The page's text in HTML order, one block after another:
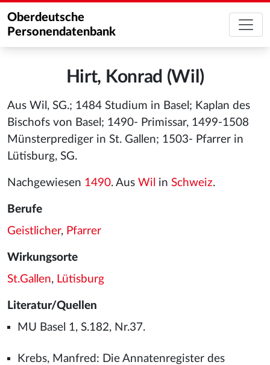
Oberdeutsche
Personendatenbank
Hirt, Konrad (Wil)
Aus Wil, SG.; 1484 Studium in Basel; Kaplan des
Bischofs von Basel; 1490- Primissar, 1499-1508
Münsterprediger in St. Gallen; 1503- Pfarrer in
Lütisburg, SG.
Nachgewiesen 1490. Aus Wil in Schweiz.
Berufe
Geistlicher, Pfarrer
Wirkungsorte
St.Gallen, Lütisburg
Literatur/Quellen
MU Basel 1, S.182, Nr.37.
Krebs, Manfred: Die Annatenregister des